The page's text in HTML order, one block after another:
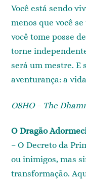
Você está sendo
menos que você
você tome posse
torne
será um mestre. E
aventurança: a
OSHO – The
O Dragão
– O Decreto da
ou inimigos, mas
transformação.